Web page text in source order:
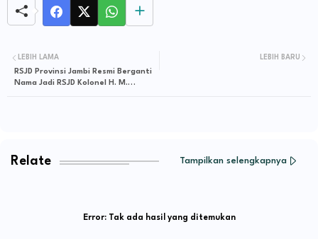
LEBIH BARU
LEBIH LAMA
RSJD Provinsi Jambi Resmi Berganti
Nama Jadi RSJD Kolonel H. M.
Relate Tampilkan selengkapnya
Error:Tak ada hasil yang ditemukan